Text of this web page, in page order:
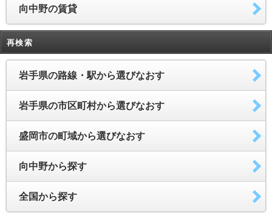
向中野の賃貸
再検索
岩手県の路線・駅から選びなおす
岩手県の市区町村から選びなおす
盛岡市の町域から選びなおす
向中野から探す
全国から探す